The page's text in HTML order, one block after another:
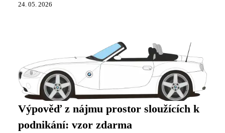
24. 05. 2026
Výpověď z nájmu prostor sloužících k
podnikání: vzor zdarma